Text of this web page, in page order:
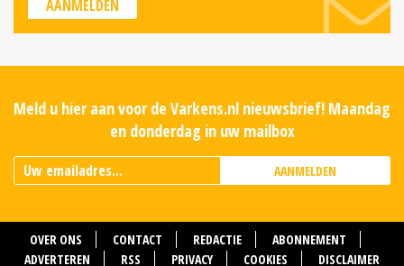
AANMELDEN
Meld u hier aan voor de Varkens.nl nieuwsbrief! Maandag
en donderdag in uw mailbox
AANMELDEN
OVER ONS CONTACT REDACTIE
ABONNEMENT
ADVERTEREN
RSS PRIVACY COOKIES DISCLAIMER